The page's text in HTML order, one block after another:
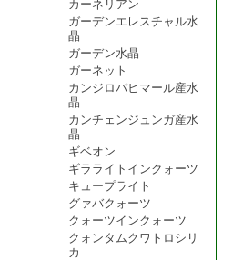
カーネリアン
ガーデンエレスチャル水
晶
ガーデン水晶
ガーネット
カンジロバヒマール産水
晶
カンチェンジュンガ産水
晶
ギベオン
ギラライトインクォーツ
キュープライト
グァバクォーツ
クォーツインクォーツ
クォンタムクワトロシリ
カ